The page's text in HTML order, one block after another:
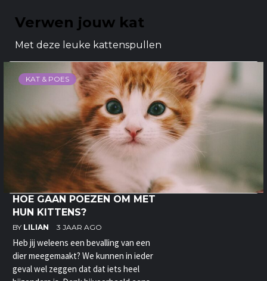
Verwen jouw kat
Met deze leuke kattenspullen
KAT & POES
HOE GAAN POEZEN OM MET
HUN KITTENS?
BY LILIAN 3 JAAR AGO
Heb jij weleens een bevalling van een
dier meegemaakt? We kunnen in ieder
geval wel zeggen dat dat iets heel